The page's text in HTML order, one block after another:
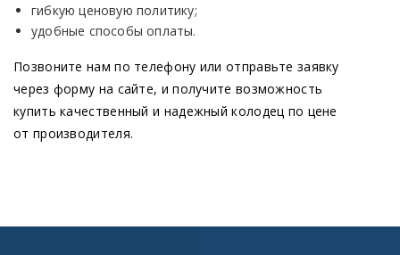
гибкую ценовую политику;
удобные способы оплаты.
Позвоните нам по телефону или отправьте заявку
через форму на сайте, и получите возможность
купить качественный и надежный колодец по цене
от производителя.